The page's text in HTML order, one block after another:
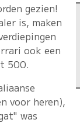
gezien!
is, maken
ook een
500.
voor heren),
was